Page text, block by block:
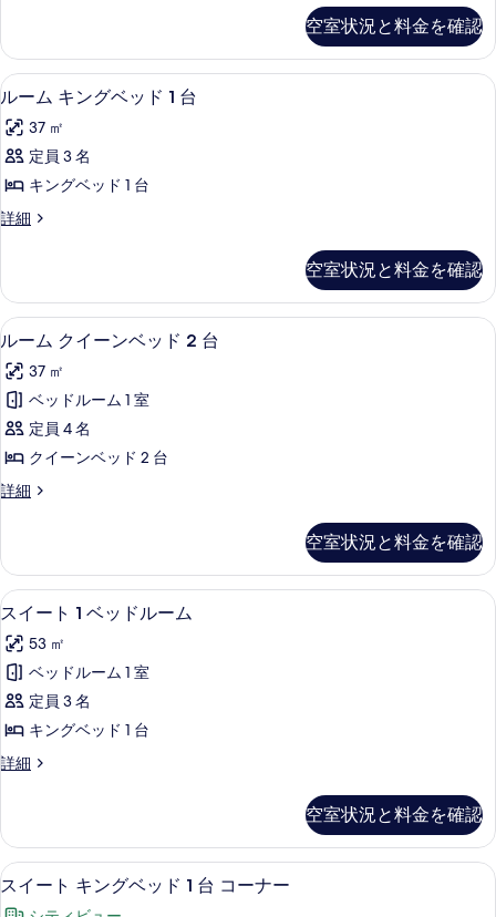
真
を
表
示
す
る
ド
台
の
す
べ
て
真
を
表
示
す
る
ン
グ
ベ
ド
の
詳
細
空室状況と料金を確認
ル
ー
ム
キ
ン
グ
ッ
ド
1
台
の
す
べ
て
真
を
表
示
す
る
羽毛の掛け布団、デスク、遮光カー
6
ルーム キングベッド 1 台
37 ㎡
定員 3 名
キングベッド 1 台
詳細
ル
ン
グ
ベ
ド
の
詳
空室状況と料金を確認
ル
ー
ム
ク
イ
ー
ン
ッ
ド
2
台
の
す
べ
て
真
を
表
羽毛の掛け布団、デスク、遮光カー
6
ルーム クイーンベッド 2 台
37 ㎡
ベッドルーム 1 室
定員 4 名
クイーンベッド 2 台
詳細
ル
イ
ー
ン
ッ
ド
台
の
細
空室状況と料金を確認
ス
イ
ー
ト
1
ベ
ッ
ル
ー
ム
スイート 1 ベッドルーム | 羽毛の掛
4
スイート 1 ベッドルーム
53 ㎡
ベッドルーム 1 室
定員 3 名
キングベッド 1 台
詳細
ス
1
ベ
ッ
空室状況と料金を確認
ス
イ
スイート キングベッド 1 台 コーナ
7
スイート キングベッド 1 台 コーナー